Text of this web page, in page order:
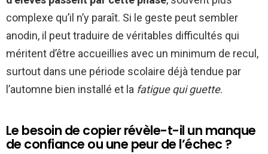
complexe qu’il n’y paraît. Si le geste peut sembler
anodin, il peut traduire de véritables difficultés qui
méritent d’être accueillies avec un minimum de recul,
surtout dans une période scolaire déjà tendue par
l’automne bien installé et la fatigue qui guette.
Le besoin de copier révèle-t-il un manque
de confiance ou une peur de l’échec ?